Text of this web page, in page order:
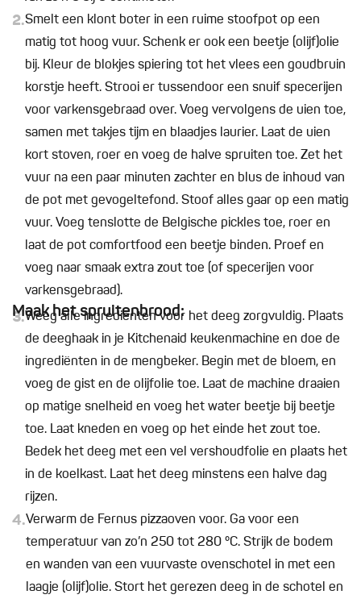
2.Smelt een klont boter in een ruime stoofpot op een
matig tot hoog vuur. Schenk er ook een beetje (olijf)olie
bij. Kleur de blokjes spiering tot het vlees een goudbruin
korstje heeft. Strooi er tussendoor een snuif specerijen
voor varkensgebraad over. Voeg vervolgens de uien toe,
samen met takjes tijm en blaadjes laurier. Laat de uien
kort stoven, roer en voeg de halve spruiten toe. Zet het
vuur na een paar minuten zachter en blus de inhoud van
de pot met gevogeltefond. Stoof alles gaar op een matig
vuur. Voeg tenslotte de Belgische pickles toe, roer en
laat de pot comfortfood een beetje binden. Proef en
voeg naar smaak extra zout toe (of specerijen voor
varkensgebraad).
Maak het spruitenbrood:
3.Weeg alle ingrediënten voor het deeg zorgvuldig. Plaats
de deeghaak in je Kitchenaid keukenmachine en doe de
ingrediënten in de mengbeker. Begin met de bloem, en
voeg de gist en de olijfolie toe. Laat de machine draaien
op matige snelheid en voeg het water beetje bij beetje
toe. Laat kneden en voeg op het einde het zout toe.
Bedek het deeg met een vel vershoudfolie en plaats het
in de koelkast. Laat het deeg minstens een halve dag
rijzen.
4.Verwarm de Fernus pizzaoven voor. Ga voor een
temperatuur van zo’n 250 tot 280 °C. Strijk de bodem
en wanden van een vuurvaste ovenschotel in met een
laagje (olijf)olie. Stort het gerezen deeg in de schotel en